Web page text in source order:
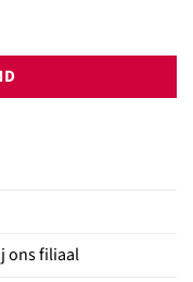
ons filiaal